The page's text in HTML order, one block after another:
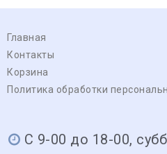
Главная
Контакты
Корзина
Политика обработки
С 9-00 до 18-00,